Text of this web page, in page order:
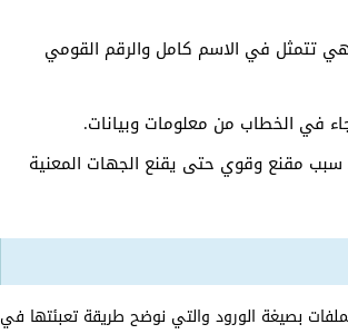
تتمثل في الاسم كامل والرقم القومي
في الخطاب من معلومات وبيانات.
سبب مقنع وقوي حتى يقنع الجهات المعنية
بصيغة الورود والتي نوضح طريقة تعبئتها في